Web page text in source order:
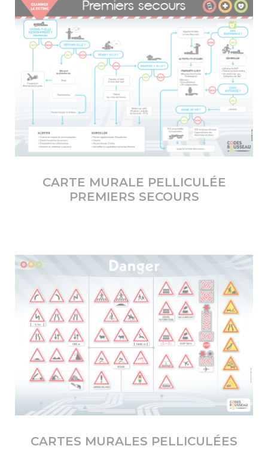
CARTE MURALE PELLICULÉE
PREMIERS SECOURS
CARTES MURALES PELLICULÉES